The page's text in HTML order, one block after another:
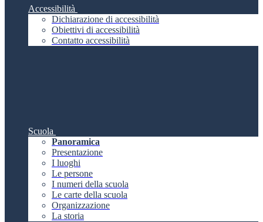
Accessibilità
Dichiarazione di accessibilità
Obiettivi di accessibilità
Contatto accessibilità
Scuola
Panoramica
Presentazione
I luoghi
Le persone
I numeri della scuola
Le carte della scuola
Organizzazione
La storia